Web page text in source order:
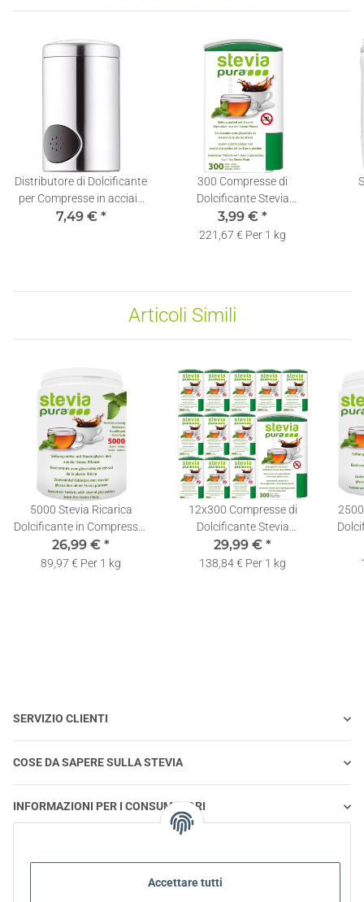
Accettare tutti
Distributore di Dolcificante
per Compresse in acciaio
INOX opaco
7,49 € *
300 Compresse di
Dolcificante Stevia
Dosatore | Ricaricabili |
Dispenser di Stevia in
3,99 € *
221,67 € Per 1 kg
Articoli Simili
5000 Stevia Ricarica
Dolcificante in Compresse |
Confezione di Ricarica per
Dosatore
26,99 € *
89,97 € Per 1 kg
12x300 Compresse di
Dolcificante Stevia
Dosatore | Ricaricabili |
Dispenser di Stevia in
29,99 € *
138,84 € Per 1 kg
SERVIZIO CLIENTI
COSE DA SAPERE SULLA STEVIA
INFORMAZIONI PER I CONSUMATORI